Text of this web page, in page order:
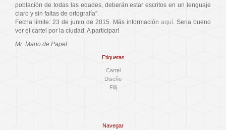
población de todas las edades, deberán estar escritos en un lenguaje
claro y sin faltas de ortografía”.
Fecha límite: 23 de junio de 2015. Más información aquí . Seria bueno
ver el cartel por la ciudad. A participar!
Mr. Mano de Papel
Etiquetas
Cartel
Diseño
Filij
Navegar